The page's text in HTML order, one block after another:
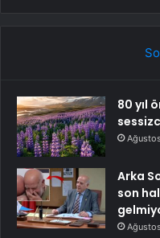
80 yıl
Arka
son